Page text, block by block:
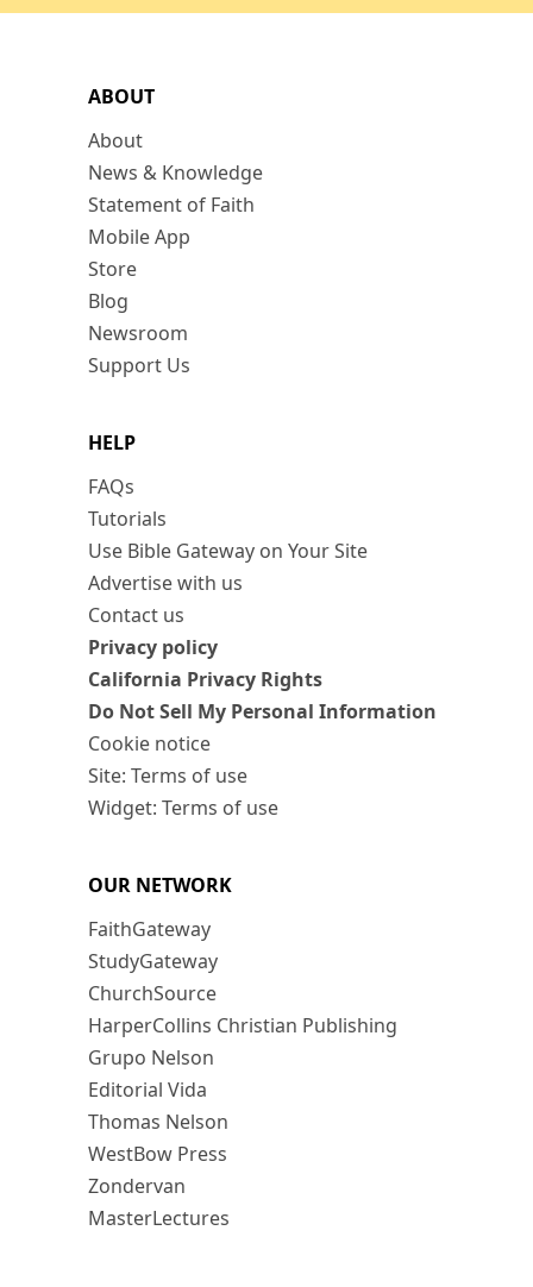
ABOUT
About
News & Knowledge
Statement of Faith
Mobile App
Store
Blog
Newsroom
Support Us
HELP
FAQs
Tutorials
Use Bible Gateway on Your Site
Advertise with us
Contact us
Privacy policy
California Privacy Rights
Do Not Sell My Personal Information
Cookie notice
Site: Terms of use
Widget: Terms of use
OUR NETWORK
FaithGateway
StudyGateway
ChurchSource
HarperCollins Christian Publishing
Grupo Nelson
Editorial Vida
Thomas Nelson
WestBow Press
Zondervan
MasterLectures